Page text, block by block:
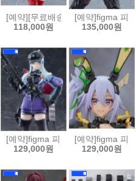
녀를 동경해서 - 마지아 베제
메이드 인 어비스 열일의 황금
[예약][무료배송]figma 피그마 토
118,000원
[예약]figma 피
135,000원
타냐 데그레챠프
퍼스트 디센던트 - 밸비
[예약]figma 피그마 소녀전선2 망
129,000원
[예약]figma 피
129,000원